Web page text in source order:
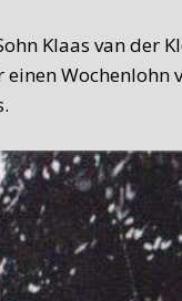
Klaas van der
verrichtet. De
Als De Waard